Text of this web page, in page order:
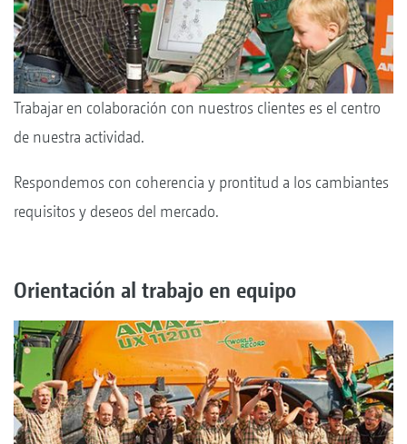
Trabajar en colaboración con nuestros clientes es el centro
de nuestra actividad.
Respondemos con coherencia y prontitud a los cambiantes
requisitos y deseos del mercado.
Orientación al trabajo en equipo